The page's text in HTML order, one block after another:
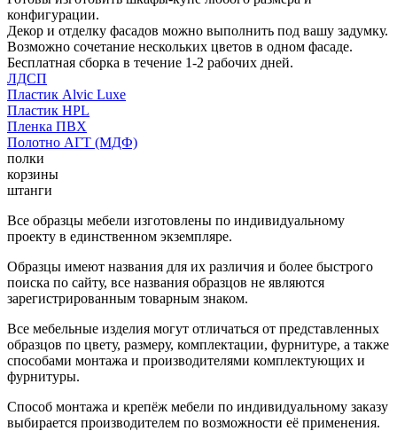
конфигурации.
Декор и отделку фасадов можно выполнить под вашу задумку.
Возможно сочетание нескольких цветов в одном фасаде.
Бесплатная сборка в течение 1-2 рабочих дней.
ЛДСП
Пластик Alvic Luxe
Пластик HPL
Пленка ПВХ
Полотно АГТ (МДФ)
полки
корзины
штанги
Все образцы мебели изготовлены по индивидуальному
проекту в единственном экземпляре.
Образцы имеют названия для их различия и более быстрого
поиска по сайту, все названия образцов не являются
зарегистрированным товарным знаком.
Все мебельные изделия могут отличаться от представленных
образцов по цвету, размеру, комплектации, фурнитуре, а также
способами монтажа и производителями комплектующих и
фурнитуры.
Способ монтажа и крепёж мебели по индивидуальному заказу
выбирается производителем по возможности её применения.